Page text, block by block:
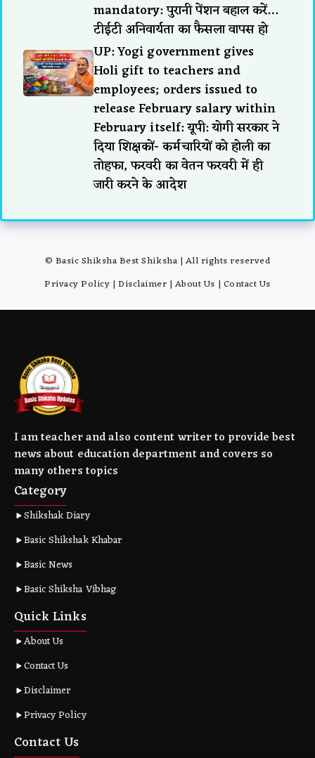
mandatory: पुरानी पेंशन बहाल करें…
टीईटी अनिवार्यता का फैसला वापस हो
UP: Yogi government gives
Holi gift to teachers and
employees; orders issued to
release February salary within
February itself: यूपी: योगी सरकार ने
दिया शिक्षकों- कर्मचारियों को होली का
तोहफा, फरवरी का वेतन फरवरी में ही
जारी करने के आदेश
© Basic Shiksha Best Shiksha | All rights reserved
Privacy Policy |Disclaimer | About Us | Contact Us
I am teacher and also content writer to provide best
news about education department and covers so
many others topics
Category
Shikshak Diary
Basic Shikshak Khabar
Basic News
Basic Shiksha Vibhag
Quick Links
About Us
Contact Us
Disclaimer
Privacy Policy
Contact Us